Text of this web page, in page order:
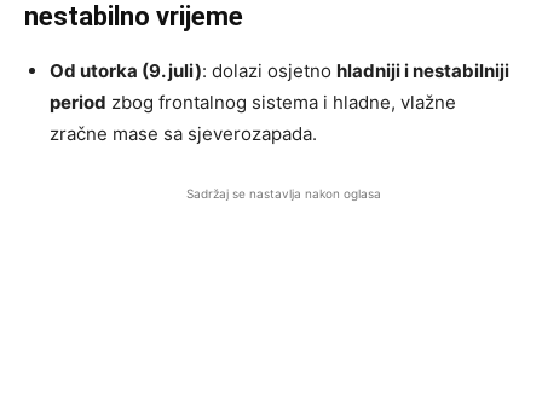
nestabilno vrijeme
Od utorka (9. juli): dolazi osjetno hladniji i nestabilniji
period zbog frontalnog sistema i hladne, vlažne
zračne mase sa sjeverozapada.
Sadržaj se nastavlja nakon oglasa